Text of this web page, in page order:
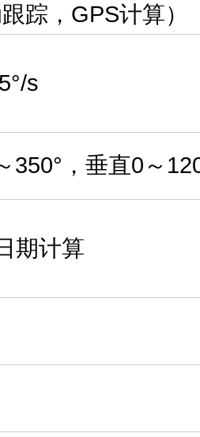
跟踪，GPS计算）
s
350°，垂直0～
期计算